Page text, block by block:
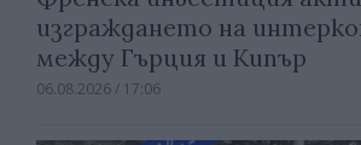
изграждането на
между Гърция и Кипър
06.08.2026 / 17:06